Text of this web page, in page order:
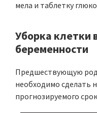
мела и таблетку
Уборка клетки
беременности
Предшествующую
необходимо сделать
прогнозируемого